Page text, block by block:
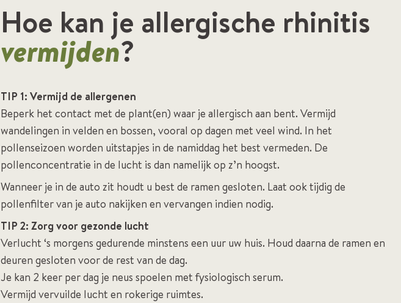
Hoe kan je allergische rhinitis
vermijden?
TIP 1: Vermijd de allergenen
Beperk het contact met de plant(en) waar je allergisch aan bent. Vermijd
wandelingen in velden en bossen, vooral op dagen met veel wind. In het
pollenseizoen worden uitstapjes in de namiddag het best vermeden. De
pollenconcentratie in de lucht is dan namelijk op z’n hoogst.
Wanneer je in de auto zit houdt u best de ramen gesloten. Laat ook tijdig de
pollenfilter van je auto nakijken en vervangen indien nodig.
TIP 2: Zorg voor gezonde lucht
Verlucht ‘s morgens gedurende minstens een uur uw huis. Houd daarna de ramen en
deuren gesloten voor de rest van de dag.
Je kan 2 keer per dag je neus spoelen met fysiologisch serum.
Vermijd vervuilde lucht en rokerige ruimtes.